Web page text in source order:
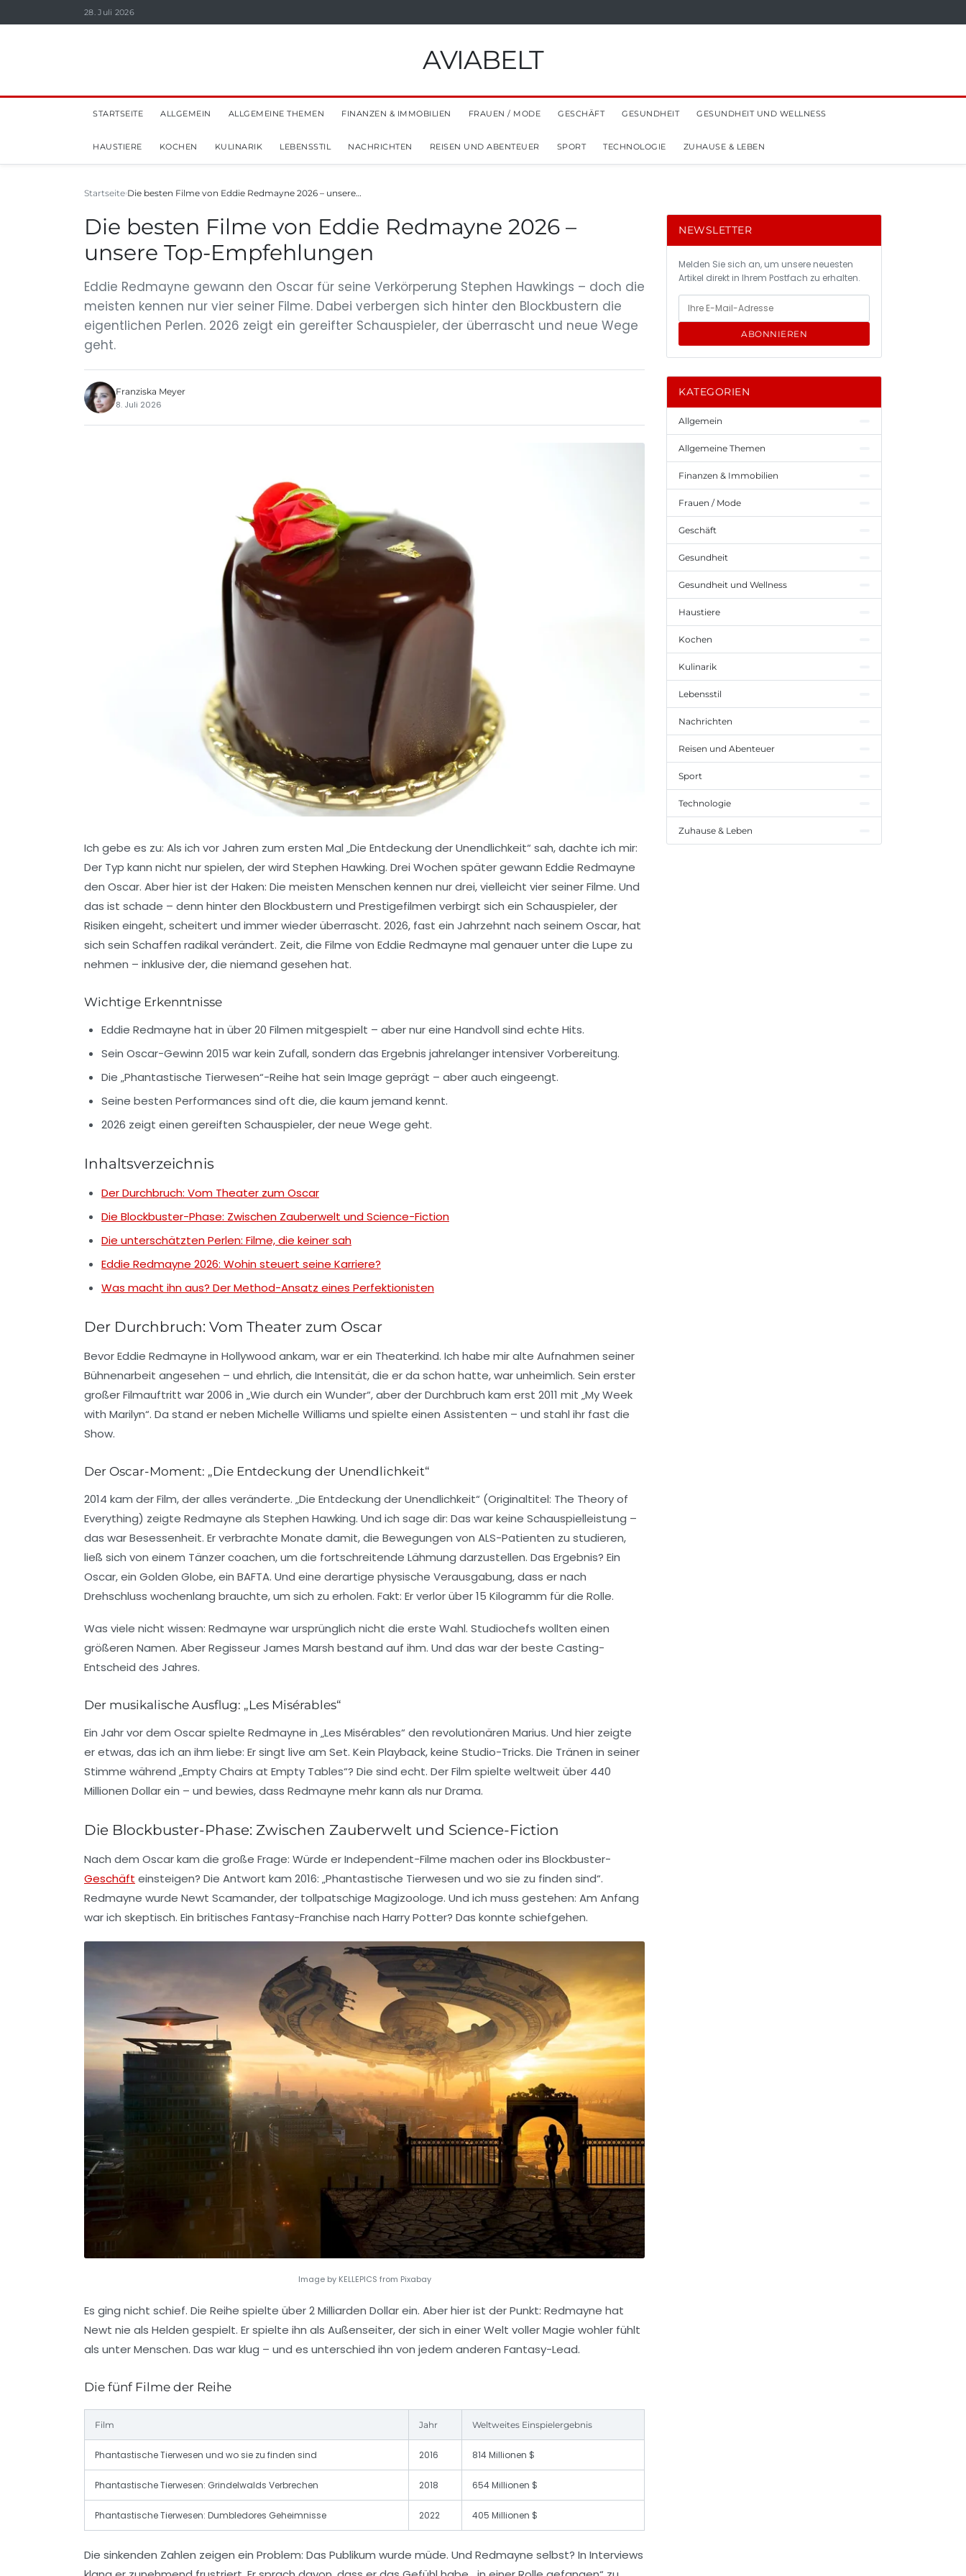
28. Juli 2026
AVIABELT
STARTSEITE ALLGEMEIN ALLGEMEINE THEMEN FINANZEN & IMMOBILIEN FRAUEN / MODE GESCHÄFT GESUNDHEIT GESUNDHEIT UND WELLNESS
HAUSTIERE KOCHEN KULINARIK LEBENSSTIL NACHRICHTEN REISEN UND ABENTEUER SPORT TECHNOLOGIE ZUHAUSE & LEBEN
Startseite Die besten Filme von Eddie Redmayne 2026 – unsere…
Die besten Filme von Eddie Redmayne 2026 –
unsere Top-Empfehlungen
Eddie Redmayne gewann den Oscar für seine Verkörperung Stephen Hawkings – doch die
meisten kennen nur vier seiner Filme. Dabei verbergen sich hinter den Blockbustern die
eigentlichen Perlen. 2026 zeigt ein gereifter Schauspieler, der überrascht und neue Wege
geht.
Franziska Meyer
8. Juli 2026
Ich gebe es zu: Als ich vor Jahren zum ersten Mal „Die Entdeckung der Unendlichkeit“ sah, dachte ich mir:
Der Typ kann nicht nur spielen, derwird Stephen Hawking. Drei Wochen später gewann Eddie Redmayne
den Oscar. Aber hier ist der Haken: Die meisten Menschen kennen nur drei, vielleicht vier seiner Filme. Und
das ist schade – denn hinter den Blockbustern und Prestigefilmen verbirgt sich ein Schauspieler, der
Risiken eingeht, scheitert und immer wieder überrascht. 2026, fast ein Jahrzehnt nach seinem Oscar, hat
sich sein Schaffen radikal verändert. Zeit, die Filme von Eddie Redmayne mal genauer unter die Lupe zu
nehmen – inklusive der, die niemand gesehen hat.
Wichtige Erkenntnisse
Eddie Redmayne hat in über 20 Filmen mitgespielt – aber nur eine Handvoll sind echte Hits.
Sein Oscar-Gewinn 2015 war kein Zufall, sondern das Ergebnis jahrelanger intensiver Vorbereitung.
Die „Phantastische Tierwesen“-Reihe hat sein Image geprägt – aber auch eingeengt.
Seine besten Performances sind oft die, die kaum jemand kennt.
2026 zeigt einen gereiften Schauspieler, der neue Wege geht.
Inhaltsverzeichnis
Der Durchbruch: Vom Theater zum Oscar
Die Blockbuster-Phase: Zwischen Zauberwelt und Science-Fiction
Die unterschätzten Perlen: Filme, die keiner sah
Eddie Redmayne 2026: Wohin steuert seine Karriere?
Was macht ihn aus? Der Method-Ansatz eines Perfektionisten
Der Durchbruch: Vom Theater zum Oscar
Bevor Eddie Redmayne in Hollywood ankam, war er ein Theaterkind. Ich habe mir alte Aufnahmen seiner
Bühnenarbeit angesehen – und ehrlich, die Intensität, die er da schon hatte, war unheimlich. Sein erster
großer Filmauftritt war 2006 in „Wie durch ein Wunder“, aber der Durchbruch kam erst 2011 mit „My Week
with Marilyn“. Da stand er neben Michelle Williams und spielte einen Assistenten – und stahl ihr fast die
Show.
Der Oscar-Moment: „Die Entdeckung der Unendlichkeit“
2014 kam der Film, der alles veränderte. „Die Entdeckung der Unendlichkeit“ (Originaltitel: The Theory of
Everything) zeigte Redmayne als Stephen Hawking. Und ich sage dir: Das war keine Schauspielleistung –
das war Besessenheit. Er verbrachte Monate damit, die Bewegungen von ALS-Patienten zu studieren,
ließ sich von einem Tänzer coachen, um die fortschreitende Lähmung darzustellen. Das Ergebnis? Ein
Oscar, ein Golden Globe, ein BAFTA. Und eine derartige physische Verausgabung, dass er nach
Drehschluss wochenlang brauchte, um sich zu erholen. Fakt: Er verlor über 15 Kilogramm für die Rolle.
Was viele nicht wissen: Redmayne war ursprünglich nicht die erste Wahl. Studiochefs wollten einen
größeren Namen. Aber Regisseur James Marsh bestand auf ihm. Und das war der beste Casting-
Entscheid des Jahres.
Der musikalische Ausflug: „Les Misérables“
Ein Jahr vor dem Oscar spielte Redmayne in „Les Misérables“ den revolutionären Marius. Und hier zeigte
er etwas, das ich an ihm liebe: Er singt live am Set. Kein Playback, keine Studio-Tricks. Die Tränen in seiner
Stimme während „Empty Chairs at Empty Tables“? Die sind echt. Der Film spielte weltweit über 440
Millionen Dollar ein – und bewies, dass Redmayne mehr kann als nur Drama.
Die Blockbuster-Phase: Zwischen Zauberwelt und Science-Fiction
Nach dem Oscar kam die große Frage: Würde er Independent-Filme machen oder ins Blockbuster-
Geschäft einsteigen? Die Antwort kam 2016: „Phantastische Tierwesen und wo sie zu finden sind“.
Redmayne wurde Newt Scamander, der tollpatschige Magizoologe. Und ich muss gestehen: Am Anfang
war ich skeptisch. Ein britisches Fantasy-Franchise nach Harry Potter? Das konnte schiefgehen.
Image by KELLEPICS from Pixabay
Es ging nicht schief. Die Reihe spielte über 2 Milliarden Dollar ein. Aber hier ist der Punkt: Redmayne hat
Newt nie als Helden gespielt. Er spielte ihn als Außenseiter, der sich in einer Welt voller Magie wohler fühlt
als unter Menschen. Das war klug – und es unterschied ihn von jedem anderen Fantasy-Lead.
Die fünf Filme der Reihe
Film Jahr Weltweites Einspielergebnis
Phantastische Tierwesen und wo sie zu finden sind 2016 814 Millionen $
Phantastische Tierwesen: Grindelwalds Verbrechen 2018 654 Millionen $
Phantastische Tierwesen: Dumbledores Geheimnisse 2022 405 Millionen $
Die sinkenden Zahlen zeigen ein Problem: Das Publikum wurde müde. Und Redmayne selbst? In Interviews
NEWSLETTER
Melden Sie sich an, um unsere neuesten
Artikel direkt in Ihrem Postfach zu erhalten.
ABONNIEREN
KATEGORIEN
Allgemein
Allgemeine Themen
Finanzen & Immobilien
Frauen / Mode
Geschäft
Gesundheit
Gesundheit und Wellness
Haustiere
Kochen
Kulinarik
Lebensstil
Nachrichten
Reisen und Abenteuer
Sport
Technologie
Zuhause & Leben